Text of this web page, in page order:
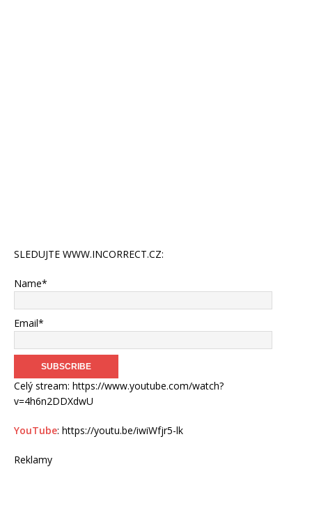
SLEDUJTE WWW.INCORRECT.CZ:
Name*
Email*
Celý stream: https://www.youtube.com/watch?
v=4h6n2DDXdwU
YouTube: https://youtu.be/iwiWfjr5-lk
Reklamy